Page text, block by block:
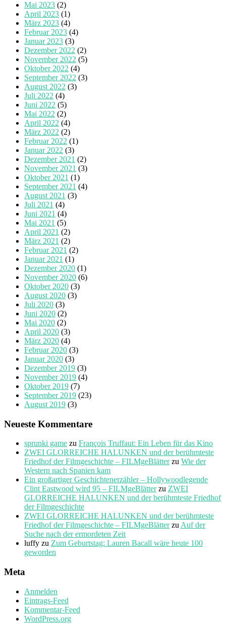
Mai 2023 (2)
April 2023 (1)
März 2023 (4)
Februar 2023 (4)
Januar 2023 (3)
Dezember 2022 (2)
November 2022 (5)
Oktober 2022 (4)
September 2022 (3)
August 2022 (3)
Juli 2022 (4)
Juni 2022 (5)
Mai 2022 (2)
April 2022 (4)
März 2022 (2)
Februar 2022 (1)
Januar 2022 (3)
Dezember 2021 (2)
November 2021 (3)
Oktober 2021 (1)
September 2021 (4)
August 2021 (3)
Juli 2021 (4)
Juni 2021 (4)
Mai 2021 (5)
April 2021 (2)
März 2021 (2)
Februar 2021 (2)
Januar 2021 (1)
Dezember 2020 (1)
November 2020 (6)
Oktober 2020 (3)
August 2020 (3)
Juli 2020 (3)
Juni 2020 (2)
Mai 2020 (2)
April 2020 (3)
März 2020 (4)
Februar 2020 (3)
Januar 2020 (3)
Dezember 2019 (3)
November 2019 (4)
Oktober 2019 (7)
September 2019 (23)
August 2019 (3)
Neueste Kommentare
sprunki game zu François Truffaut: Ein Leben für das Kino
ZWEI GLORREICHE HALUNKEN und der berühmteste
Friedhof der Filmgeschichte – FILMgeBlätterzu Wie der
Western nach Spanien kam
Ein großartiger Geschichtenerzähler – Hollywoodlegende
Clint Eastwood wird 95 – FILMgeBlätterzu ZWEI
GLORREICHE HALUNKEN und der berühmteste Friedhof
der Filmgeschichte
ZWEI GLORREICHE HALUNKEN und der berühmteste
Friedhof der Filmgeschichte – FILMgeBlätterzu Auf der
Suche nach der ermordeten Zeit
luffy zu Zum Geburtstag: Lauren Bacall wäre heute 100
geworden
Meta
Anmelden
Eintrags-Feed
Kommentar-Feed
WordPress.org